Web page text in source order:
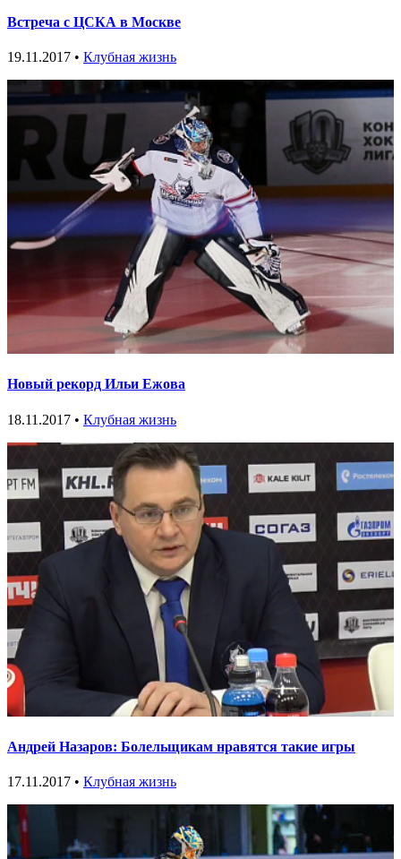
Встреча с ЦСКА в Москве
19.11.2017 • Клубная жизнь
Новый рекорд Ильи Ежова
18.11.2017 • Клубная жизнь
Андрей Назаров: Болельщикам нравятся такие игры
17.11.2017 • Клубная жизнь